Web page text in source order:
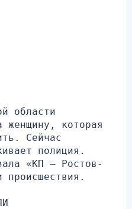
области
женщину, которая
Сейчас
полиция.
«КП — Ростов-
происшествия.